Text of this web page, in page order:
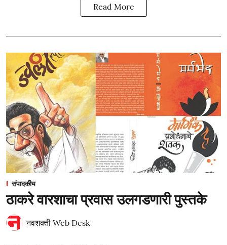
Read More
संपादकीय
ठाकरे वारशाचा प्रवास उलगडणारी पुस्तके
नवशक्ती Web Desk